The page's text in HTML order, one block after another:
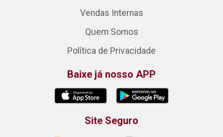
Vendas Internas
Quem Somos
Política de Privacidade
Baixe já nosso APP
Site Seguro